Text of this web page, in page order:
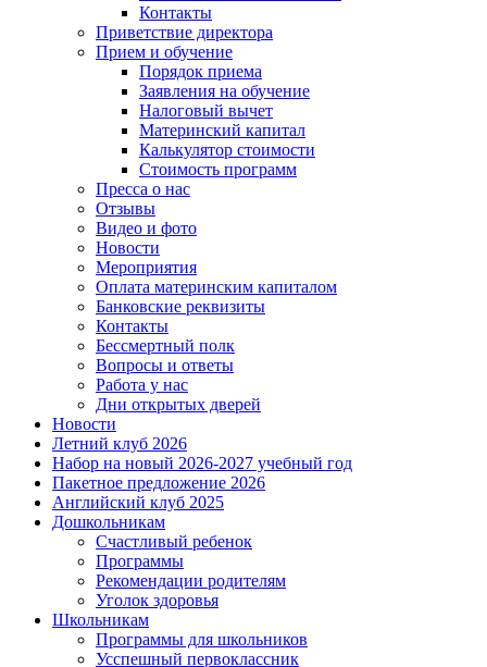
Контакты
Приветствие директора
Прием и обучение
Порядок приема
Заявления на обучение
Налоговый вычет
Материнский капитал
Калькулятор стоимости
Стоимость программ
Пресса о нас
Отзывы
Видео и фото
Новости
Мероприятия
Оплата материнским капиталом
Банковские реквизиты
Контакты
Бессмертный полк
Вопросы и ответы
Работа у нас
Дни открытых дверей
Новости
Летний клуб 2026
Набор на новый 2026-2027 учебный год
Пакетное предложение 2026
Английский клуб 2025
Дошкольникам
Счастливый ребенок
Программы
Рекомендации родителям
Уголок здоровья
Школьникам
Программы для школьников
Усспешный первоклассник